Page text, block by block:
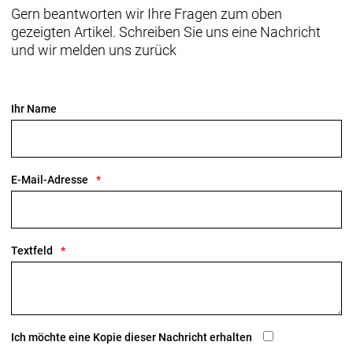
nie dagewesene Integration aus.
Geschlecht: Uni
integriertes Staufach, konisches Steuerrohr, interne
Anzahl Gänge: 1
Gern beantworten wir Ihre Fragen zum oben
gezeigten Artikel. Schreiben Sie uns eine Nachricht
und wir melden uns zurück
Ihr Name
E-Mail-Adresse
Textfeld
Ich möchte eine Kopie dieser Nachricht erhalten